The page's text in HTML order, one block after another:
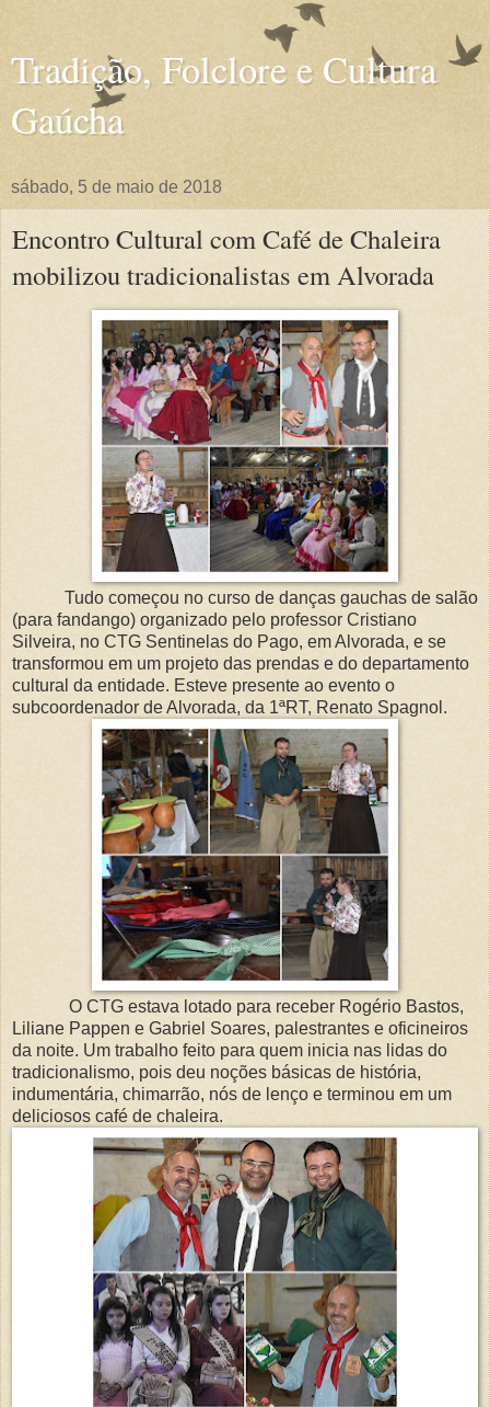
Tradição, Folclore e Cultura
Gaúcha
sábado, 5 de maio de 2018
Encontro Cultural com Café de Chaleira
mobilizou tradicionalistas em Alvorada
Tudo começou no curso de danças gauchas de salão
(para fandango) organizado pelo professor Cristiano
Silveira, no CTG Sentinelas do Pago, em Alvorada, e se
transformou em um projeto das prendas e do departamento
cultural da entidade. Esteve presente ao evento o
subcoordenador de Alvorada, da 1ªRT, Renato Spagnol.
O CTG estava lotado para receber Rogério Bastos,
Liliane Pappen e Gabriel Soares, palestrantes e oficineiros
da noite. Um trabalho feito para quem inicia nas lidas do
tradicionalismo, pois deu noções básicas de história,
indumentária, chimarrão, nós de lenço e terminou em um
deliciosos café de chaleira.